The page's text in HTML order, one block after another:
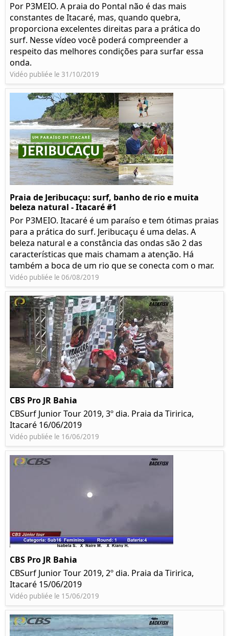
Por P3MEIO. A praia do Pontal não é das mais
constantes de Itacaré, mas, quando quebra,
proporciona excelentes direitas para a prática do
surf. Nesse vídeo você poderá compreender a
respeito das melhores condições para surfar essa
onda.
Vidéo publiée le 31/10/2019
Praia de Jeribucaçu: surf, banho de rio e muita
beleza natural - Itacaré #1
Por P3MEIO. Itacaré é um paraíso e tem ótimas praias
para a prática do surf. Jeribucaçu é uma delas. A
beleza natural e a constância das ondas são 2 das
características que mais chamam a atenção. Há
também a boca de um rio que se conecta com o mar.
Vidéo publiée le 06/08/2019
CBS Pro JR Bahia
CBSurf Junior Tour 2019, 3º dia. Praia da Tiririca,
Itacaré 16/06/2019
Vidéo publiée le 16/06/2019
CBS Pro JR Bahia
CBSurf Junior Tour 2019, 2º dia. Praia da Tiririca,
Itacaré 15/06/2019
Vidéo publiée le 15/06/2019